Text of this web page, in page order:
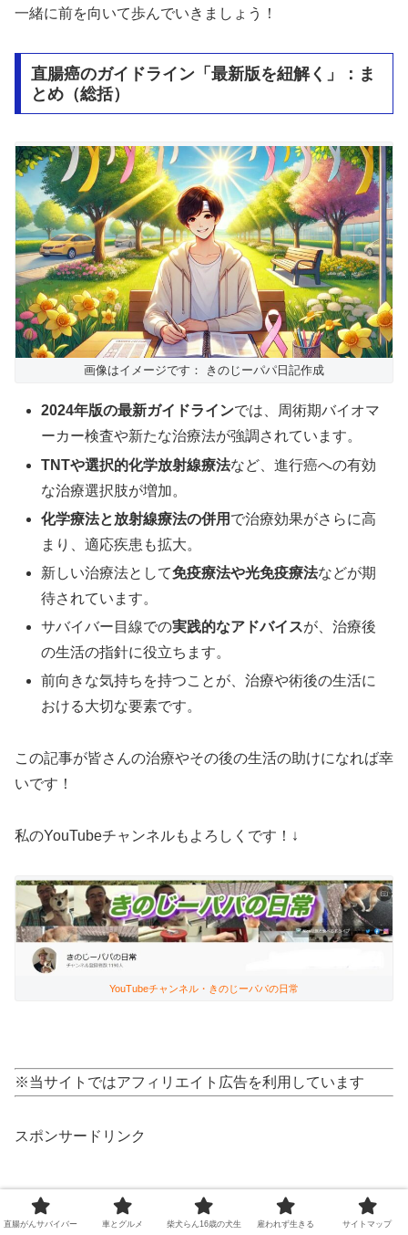
一緒に前を向いて歩んでいきましょう！
直腸癌のガイドライン「最新版を紐解く」：ま
とめ（総括）
画像はイメージです： きのじーパパ日記作成
2024年版の最新ガイドラインでは、周術期バイオマ
ーカー検査や新たな治療法が強調されています。
TNTや選択的化学放射線療法など、進行癌への有効
な治療選択肢が増加。
化学療法と放射線療法の併用 で治療効果がさらに高
まり、適応疾患も拡大。
新しい治療法として免疫療法や光免疫療法などが期
待されています。
サバイバー目線での実践的なアドバイスが、治療後
の生活の指針に役立ちます。
前向きな気持ちを持つことが、治療や術後の生活に
おける大切な要素です。
この記事が皆さんの治療やその後の生活の助けになれば幸
いです！
私のYouTubeチャンネルもよろしくです！↓
YouTubeチャンネル・きのじーパパの日常
※当サイトではアフィリエイト広告を利用しています
スポンサードリンク
直腸がんサバイバー 車とグルメ 柴犬らん16歳の犬生 雇われず生きる サイトマップ